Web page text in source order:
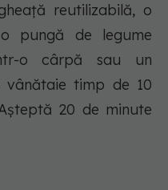
reutilizabilă, o
pungă de legume
o cârpă sau un
vânătaie timp de 10
20 de minute